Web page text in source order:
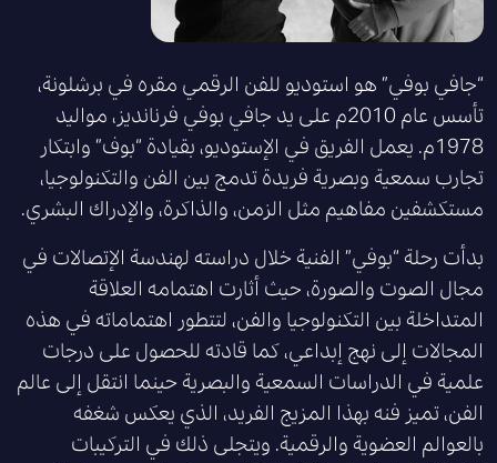
“جافي بوفي” هو استوديو للفن الرقمي مقره في برشلونة،
تأسس عام 2010م على يد جافي بوفي فرنانديز، مواليد
1978م. يعمل الفريق في الإستوديو، بقيادة “بوف” وابتكار
تجارب سمعية وبصرية فريدة تدمج بين الفن والتكنولوجيا،
مستكشفين مفاهيم مثل الزمن، والذاكرة، والإدراك البشري.
بدأت رحلة “بوفي” الفنية خلال دراسته لهندسة الإتصالات في
مجال الصوت والصورة، حيث أثارت اهتمامه العلاقة
المتداخلة بين التكنولوجيا والفن، لتتطور اهتماماته في هذه
المجالات إلى نهج إبداعي، كما قادته للحصول على درجات
علمية في الدراسات السمعية والبصرية حينما انتقل إلى عالم
الفن، تميز فنه بهذا المزيج الفريد، الذي يعكس شغفه
بالعوالم العضوية والرقمية. ويتجلى ذلك في التركيبات